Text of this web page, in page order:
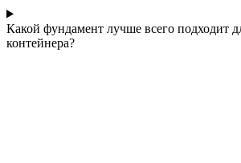
Какой фундамент лучше всего подходит
контейнера?